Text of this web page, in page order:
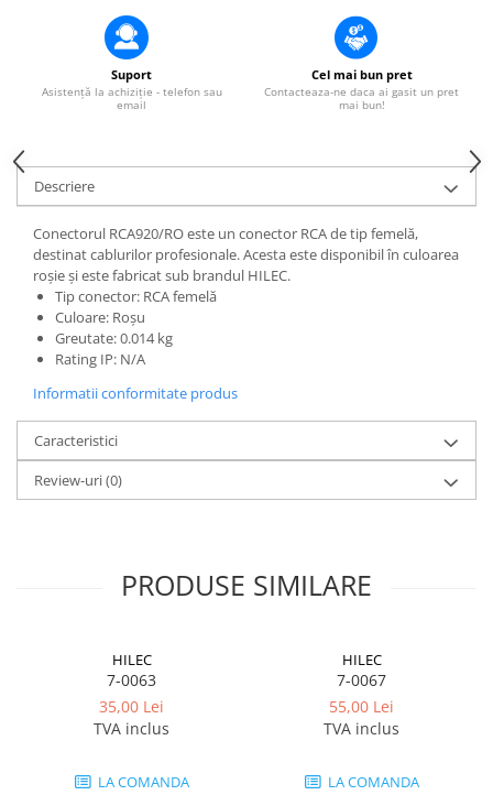
Playere Audio
MP3 & USB players
CD players
Căști
Sisteme asistență auditivă
Procesoare & Convertoare
Efecte Lumini
Lumini de scenă
Proiectoare (LED fixe)
Lumini Teatru
Proiectoare PAR
Scanere
Moving head
Moving Spot
Moving head hibrid (BSW)
Console DMX
Software DMX
Wireless DMX
Globuri Disco
Suport
Asistență la achiziție - telefon sau
email
Cel mai bun pret
Contacteaza-ne daca ai gasit un pret
mai bun!
Descriere
Conectorul RCA920/RO este un conector RCA de tip femelă,
destinat cablurilor profesionale. Acesta este disponibil în culoarea
roșie și este fabricat sub brandul HILEC.
Tip conector: RCA femelă
Culoare: Roșu
Greutate: 0.014 kg
Rating IP: N/A
Informatii conformitate produs
Caracteristici
Review-uri(0)
PRODUSE SIMILARE
HILEC
7-0063
35,00 Lei
TVA inclus
LA COMANDA
HILEC
7-0067
55,00 Lei
TVA inclus
LA COMANDA